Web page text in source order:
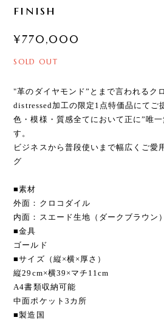
finish
¥770,000
SOLD OUT
"革のダイヤモンド”とまで言われるク
distressed加工の限定1点特価品にてご
色・模様・質感全てにおいて正に”唯
す。
ビジネスから普段使いまで幅広くご愛
グ
■素材
外面：クロコダイル
内面：スエード生地（ダークブラウン）
■金具
ゴールド
■サイズ（縦×横×厚さ）
縦29cm×横39×マチ11cm
A4書類収納可能
中面ポケット3カ所
■製造国